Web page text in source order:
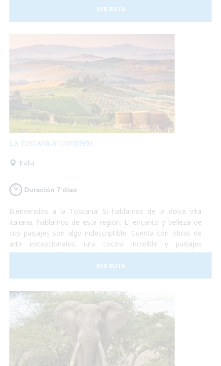
shopping, historia y naturaleza. Un país completamente
preparado para hacer que la experiencia de todos los
VER RUTA
La Toscana al completo
Italia
Duración 7 dias
Bienvenidos a la Toscana! Si hablamos de la dolce vita
italiana, hablamos de esta región. El encanto y belleza de
sus paisajes son algo indescriptible. Cuenta con obras de
arte excepcionales, una cocina increíble y paisajes
interminables de viñedos, alamedas y olivares. Un visita a
uno de los museos más importantes o una degustación de
vinos y quesos, tu eliges!
VER RUTA